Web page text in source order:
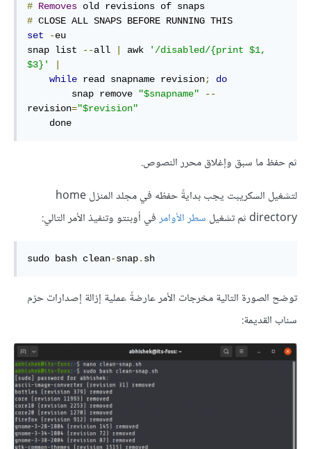
# Removes
#
set
-eu
snap list
--all awk
'/disabled/{print $1,
$3}'
while read snapname revision;
do
        snap remove
"$snapname"
--
revision="$revision"
    done
ثم حفظ ما سبق وإغلاق محرر النصوص.
لتشغيل السكريبت يجب بدايةً حفظه في مجلد المنزل home
directory ثم تشغيل
سطر الأوامرفي أوبنتو وتنفيذ الأمر التالي:
sudo bash clean-snap. sh
توضح الصورة التالية مخرجات الأمر عارضةً عملية إزالة إصدارات حزم
سناب القديمة: